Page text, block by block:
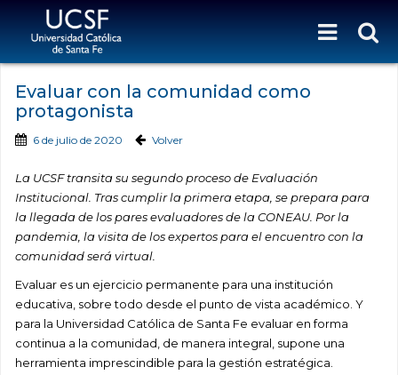
Evaluar con la comunidad como
protagonista
6 de julio de 2020 Volver
La UCSF transita su segundo proceso de Evaluación
Institucional. Tras cumplir la primera etapa, se prepara para
la llegada de los pares evaluadores de la CONEAU. Por la
pandemia, la visita de los expertos para el encuentro con la
comunidad será virtual.
Evaluar es un ejercicio permanente para una institución
educativa, sobre todo desde el punto de vista académico. Y
para la Universidad Católica de Santa Fe evaluar en forma
continua a la comunidad, de manera integral, supone una
herramienta imprescindible para la gestión estratégica.